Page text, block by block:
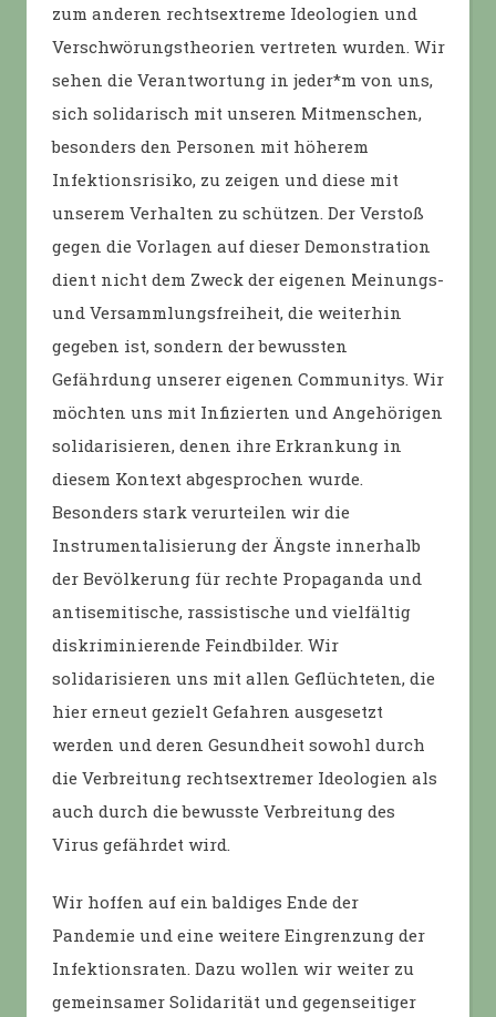
zum anderen rechtsextreme Ideologien und
Verschwörungstheorien vertreten wurden. Wir
sehen die Verantwortung in jeder*m von uns,
sich solidarisch mit unseren Mitmenschen,
besonders den Personen mit höherem
Infektionsrisiko, zu zeigen und diese mit
unserem Verhalten zu schützen. Der Verstoß
gegen die Vorlagen auf dieser Demonstration
dient nicht dem Zweck der eigenen Meinungs-
und Versammlungsfreiheit, die weiterhin
gegeben ist, sondern der bewussten
Gefährdung unserer eigenen Communitys. Wir
möchten uns mit Infizierten und Angehörigen
solidarisieren, denen ihre Erkrankung in
diesem Kontext abgesprochen wurde.
Besonders stark verurteilen wir die
Instrumentalisierung der Ängste innerhalb
der Bevölkerung für rechte Propaganda und
antisemitische, rassistische und vielfältig
diskriminierende Feindbilder. Wir
solidarisieren uns mit allen Geflüchteten, die
hier erneut gezielt Gefahren ausgesetzt
werden und deren Gesundheit sowohl durch
die Verbreitung rechtsextremer Ideologien als
auch durch die bewusste Verbreitung des
Virus gefährdet wird.
Wir hoffen auf ein baldiges Ende der
Pandemie und eine weitere Eingrenzung der
Infektionsraten. Dazu wollen wir weiter zu
gemeinsamer Solidarität und gegenseitiger